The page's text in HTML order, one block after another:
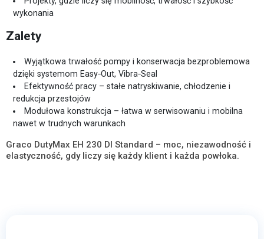
wykonania
Zalety
Wyjątkowa trwałość pompy i konserwacja bezproblemowa
dzięki systemom Easy‑Out, Vibra‑Seal
Efektywność pracy – stałe natryskiwanie, chłodzenie i
redukcja przestojów
Modułowa konstrukcja – łatwa w serwisowaniu i mobilna
nawet w trudnych warunkach
Graco DutyMax EH 230 DI Standard – moc, niezawodność i
elastyczność, gdy liczy się każdy klient i każda powłoka.